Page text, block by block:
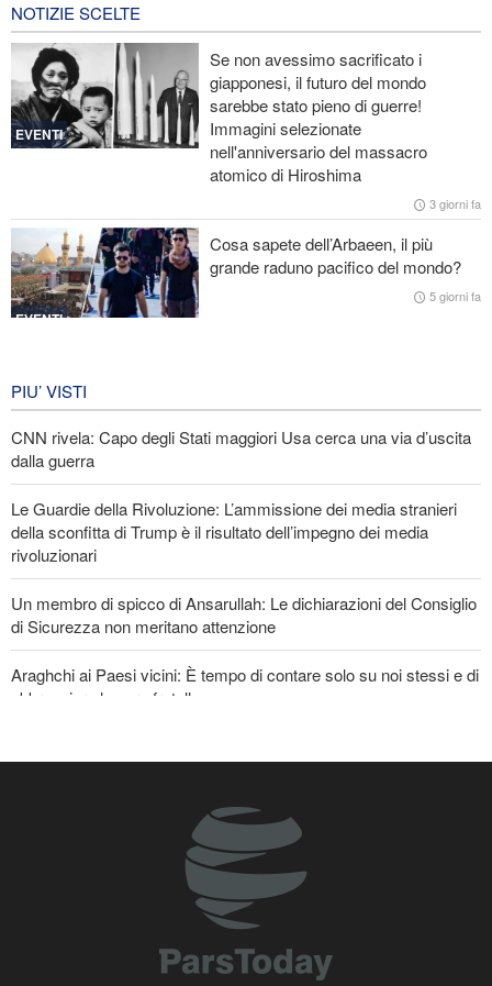
Portavoce dell’Esercito iraniano: L’ordine iraniano nello Stretto di
Hormuz è irreversibile
Ex segretaria di Stato Usa: La Casa Bianca di Trump ricorda i
palazzi di Saddam ai tempi della sua caduta
CNN rivela: Capo degli Stati maggiori Usa cerca una via d’uscita
Le Guardie della Rivoluzione: L’ammissione dei media stranieri
della sconfitta di Trump è il risultato dell’impegno dei media
rivoluzionari
NOTIZIE SCELTE
EVENTI
Se non avessimo sacrificato i
giapponesi, il futuro del mondo
sarebbe stato pieno di guerre!
Immagini selezionate
nell'anniversario del massacro
atomico di Hiroshima
3 giorni fa
EVENTI
Cosa sapete dell’Arbaeen, il più
grande raduno pacifico del mondo?
5 giorni fa
EVENTI
PIU’ VISTI
CNN rivela: Capo degli Stati maggiori Usa cerca una via d’uscita
dalla guerra
Le Guardie della Rivoluzione: L’ammissione dei media stranieri
della sconfitta di Trump è il risultato dell’impegno dei media
rivoluzionari
Un membro di spicco di Ansarullah: Le dichiarazioni del Consiglio
di Sicurezza non meritano attenzione
Araghchi ai Paesi vicini: È tempo di contare solo su noi stessi e di
abbracciare la vera fratellanza
palazzi di Saddam ai tempi della sua caduta
Portavoce dell’Esercito iraniano: L’ordine iraniano nello Stretto di
Violente esplosioni nel sud del Libano e vasti incendi